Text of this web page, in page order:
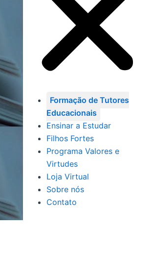
Formação de Tutores
Educacionais
Ensinar a Estudar
Filhos Fortes
Programa Valores e
Virtudes
Loja Virtual
Sobre nós
Contato